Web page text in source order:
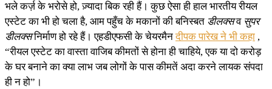
भले कर्ज़ के भरोसे हो, ज़्यादा बिक रही हैं। कुछ ऐसा ही हाल भारतीय रीयल
एस्टेट का भी हो चला है, आम पहुँच के मकानों की बनिस्बत डीलक्सव सुपर
डीलक्सनिर्माण हो रहे हैं। एहडीएफसी के चेयरमैनदीपक पारेख ने भी कहा ,
“रीयल एस्टेट का वास्ता वाजिब कीमतों से होना ही चाहिये, एक या दो करोड़
के घर बनाने का क्या लाभ जब लोगों के पास कीमतें अदा करने लायक संपदा
ही न हो”।